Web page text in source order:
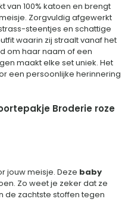
100% katoen en brengt
Zorgvuldig afgewerkt
steentjes en schattige
waarin zij straalt vanaf het
om haar naam of een
maakt elke set uniek. Het
een persoonlijke herinnering
Broderie roze
jouw meisje. Deze baby
Zo weet je zeker dat ze
de zachtste stoffen tegen